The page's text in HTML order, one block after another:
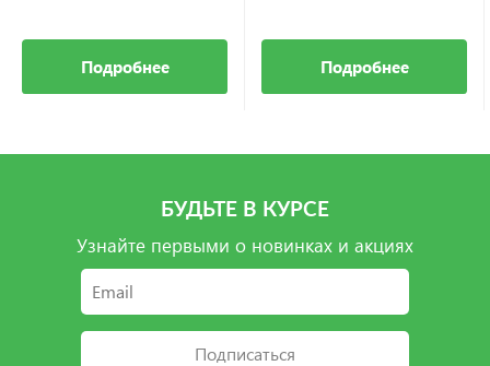
Подробнее Подробнее
БУДЬТЕ В КУРСЕ
Узнайте первыми о новинках и акциях
Подписаться